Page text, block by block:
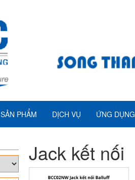
SẢN PHẨM DỊCH VỤ ỨNG DỤNG
Jack kết nối